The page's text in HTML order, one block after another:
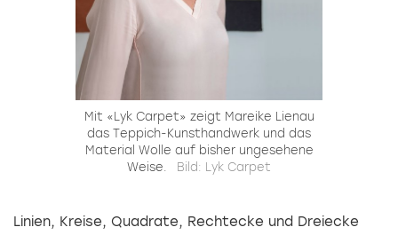
Mit «Lyk Carpet» zeigt Mareike Lienau
das Teppich-Kunsthandwerk und das
Material Wolle auf bisher ungesehene
Weise.
Bild: Lyk Carpet
Linien, Kreise, Quadrate, Rechtecke und Dreiecke